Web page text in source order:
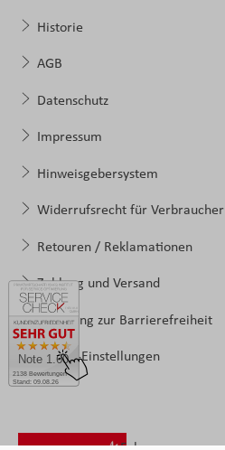
2138 Bewertungen
Stand: 09.08.26
Note 1.60
Historie
AGB
Datenschutz
Impressum
Hinweisgebersystem
Widerrufsrecht für Verbraucher
Retouren / Reklamationen
Zahlung und Versand
Erklärung zur Barrierefreiheit
Cookie-Einstellungen